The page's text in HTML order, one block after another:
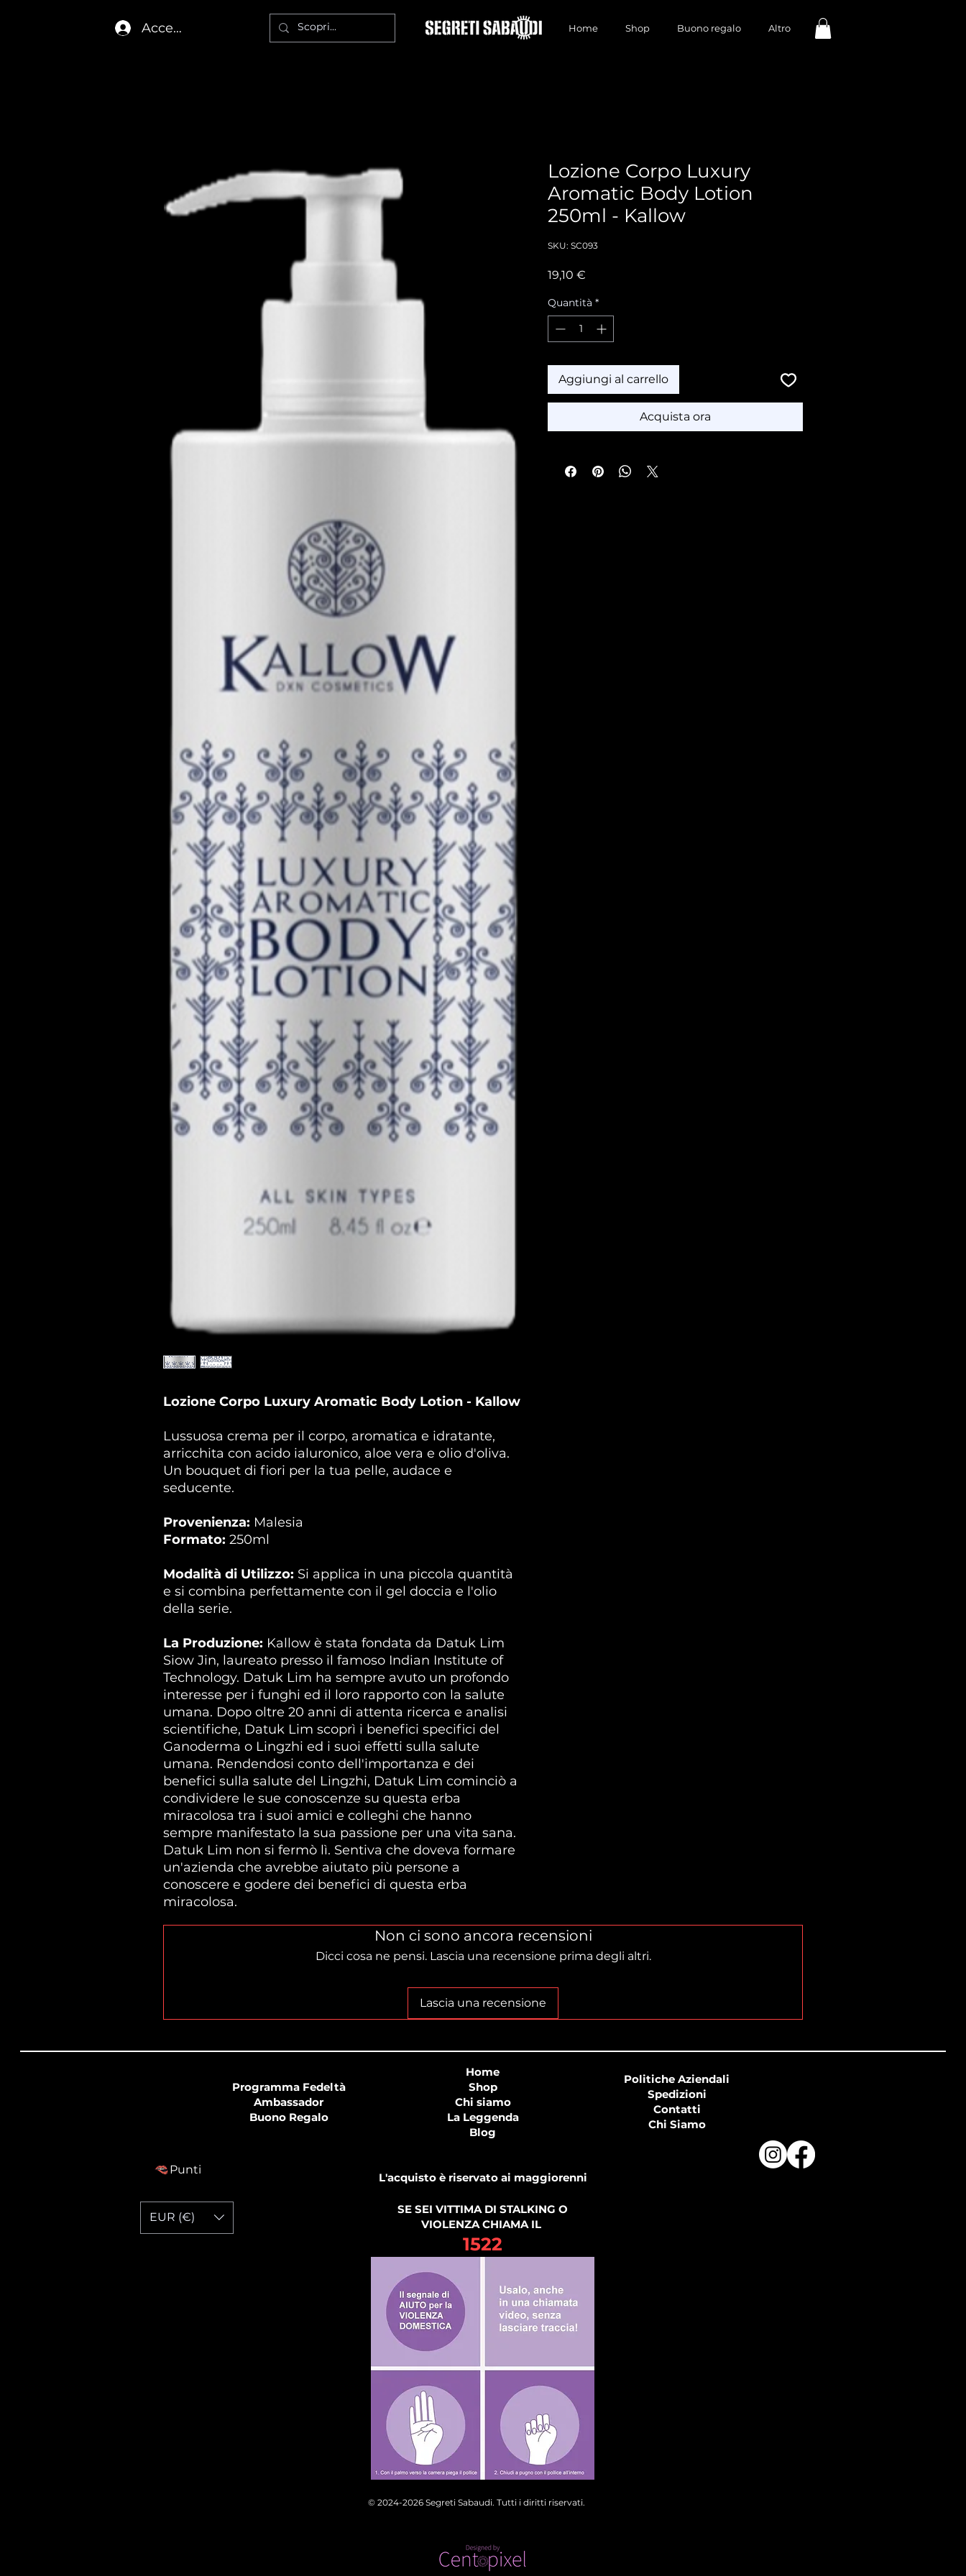
Accedi Home Shop Buono regalo Altro
Lozione Corpo Luxury Aromatic Body Lotion - Kallow
Lussuosa crema per il corpo, aromatica e idratante,
arricchita con acido ialuronico, aloe vera e olio d'oliva.
Un bouquet di fiori per la tua pelle, audace e
seducente.
Provenienza: Malesia
Formato: 250ml
Modalità di Utilizzo: Si applica in una piccola quantità
e si combina perfettamente con il gel doccia e l'olio
della serie.
La Produzione: Kallow è stata fondata da Datuk Lim
Siow Jin, laureato presso il famoso Indian Institute of
Technology. Datuk Lim ha sempre avuto un profondo
interesse per i funghi ed il loro rapporto con la salute
umana. Dopo oltre 20 anni di attenta ricerca e analisi
scientifiche, Datuk Lim scoprì i benefici specifici del
Ganoderma o Lingzhi ed i suoi effetti sulla salute
umana. Rendendosi conto dell'importanza e dei
benefici sulla salute del Lingzhi, Datuk Lim cominciò a
condividere le sue conoscenze su questa erba
miracolosa tra i suoi amici e colleghi che hanno
sempre manifestato la sua passione per una vita sana.
Datuk Lim non si fermò lì. Sentiva che doveva formare
un'azienda che avrebbe aiutato più persone a
conoscere e godere dei benefici di questa erba
miracolosa.
Lozione Corpo Luxury
Aromatic Body Lotion
250ml - Kallow
SKU: SC093
19,10 €
Quantità *
Aggiungi al carrello
Acquista ora
Non ci sono ancora recensioni
Dicci cosa ne pensi. Lascia una recensione prima degli altri.
Lascia una recensione
Programma Fedeltà
Ambassador
Buono Regalo
Punti
EUR (€)
Home
Shop
Chi siamo
La Leggenda
Blog
Politiche Aziendali
Spedizioni
Contatti
Chi Siamo
L'acquisto è riservato ai maggiorenni
SE SEI VITTIMA DI STALKING O
VIOLENZA CHIAMA IL
1522
© 2024-2026 Segreti Sabaudi. Tutti i diritti riservati.